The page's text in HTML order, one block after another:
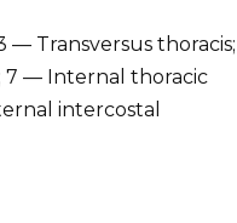
— Transversus thoracis;
7 — Internal thoracic
intercostal